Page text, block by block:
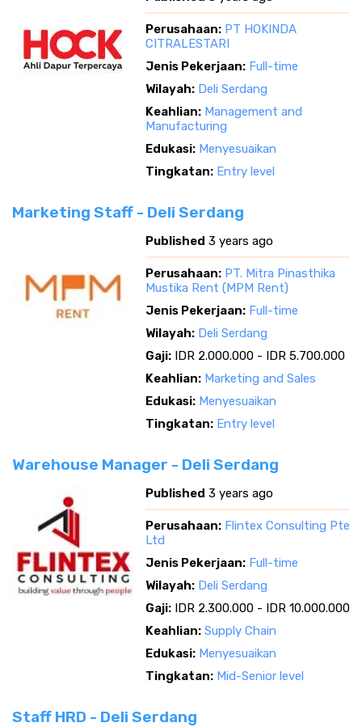
Perusahaan: PT HOKINDA
CITRALESTARI
Jenis Pekerjaan: Full-time
Wilayah: Deli Serdang
Keahlian: Management and
Manufacturing
Edukasi: Menyesuaikan
Tingkatan: Entry level
Marketing Staff - Deli Serdang
Published 3 years ago
Perusahaan: PT. Mitra Pinasthika
Mustika Rent (MPM Rent)
Jenis Pekerjaan: Full-time
Wilayah: Deli Serdang
Gaji: IDR 2.000.000 - IDR 5.700.000
Keahlian: Marketing and Sales
Edukasi: Menyesuaikan
Tingkatan: Entry level
Warehouse Manager - Deli Serdang
Published 3 years ago
Perusahaan: Flintex Consulting Pte
Ltd
Jenis Pekerjaan: Full-time
Wilayah: Deli Serdang
Gaji: IDR 2.300.000 - IDR 10.000.000
Keahlian: Supply Chain
Edukasi: Menyesuaikan
Tingkatan: Mid-Senior level
Staff HRD - Deli Serdang